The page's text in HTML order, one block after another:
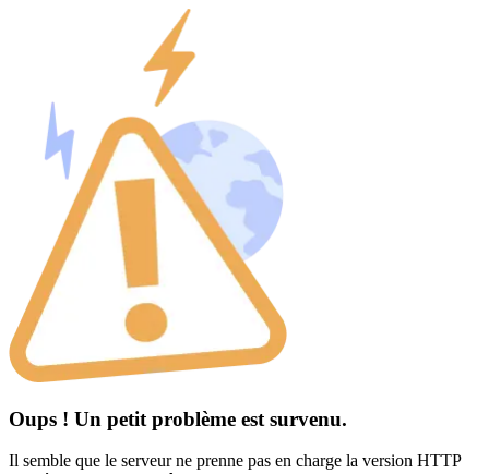
Oups ! Un petit problème est survenu.
Il semble que le serveur ne prenne pas en charge la version HTTP